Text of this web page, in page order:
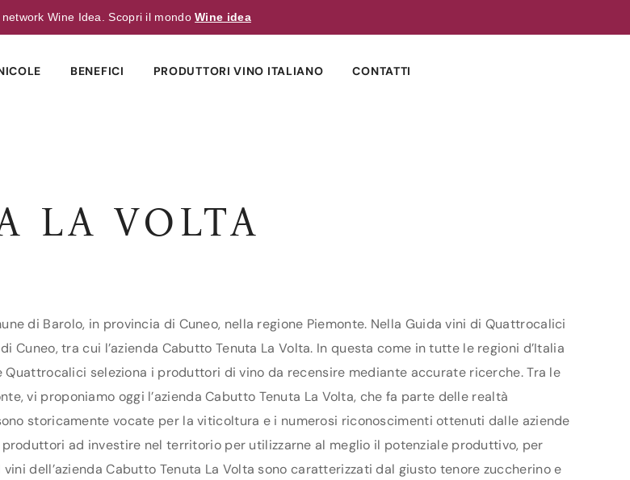
Wine Idea. Scopri il mondoWine idea
BENEFICI PRODUTTORI VINO ITALIANO CONTATTI
LA VOLTA
di Barolo, in provincia di Cuneo, nella regione Piemonte. Nella Guida vini di Quattrocalici
tra cui l’azienda Cabutto Tenuta La Volta. In questa come in tutte le regioni d’Italia
seleziona i produttori di vino da recensire mediante accurate ricerche. Tra le
vi proponiamo oggi l’azienda Cabutto Tenuta La Volta, che fa parte delle realtà
storicamente vocate per la viticoltura e i numerosi riconoscimenti ottenuti dalle aziende
ad investire nel territorio per utilizzarne al meglio il potenziale produttivo, per
dell’azienda Cabutto Tenuta La Volta sono caratterizzati dal giusto tenore zuccherino e